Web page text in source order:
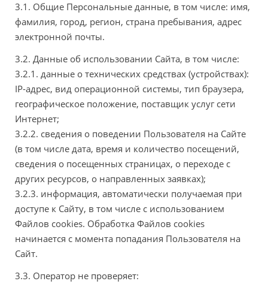
3.1. Общие Персональные данные, в том числе: имя,
фамилия, город, регион, страна пребывания, адрес
электронной почты.
3.2. Данные об использовании Сайта, в том числе:
3.2.1. данные о технических средствах (устройствах):
IP-адрес, вид операционной системы, тип браузера,
географическое положение, поставщик услуг сети
Интернет;
3.2.2. сведения о поведении Пользователя на Сайте
(в том числе дата, время и количество посещений,
сведения о посещенных страницах, о переходе с
других ресурсов, о направленных заявках);
3.2.3. информация, автоматически получаемая при
доступе к Сайту, в том числе с использованием
Файлов cookies. Обработка Файлов cookies
начинается с момента попадания Пользователя на
Сайт.
3.3. Оператор не проверяет: